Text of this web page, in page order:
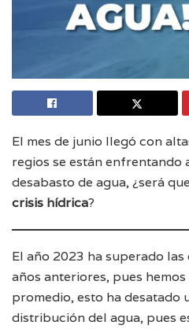
El mes de junio llegó con
regios se están enfrentando
desabasto de agua, ¿será
crisis hídrica?
El año 2023 ha superado
años anteriores, pues
promedio, esto ha desatado
distribución del agua, pues